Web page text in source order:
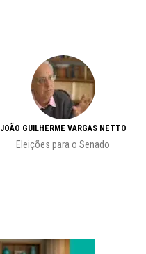
JOÃO GUILHERME VARGAS NETTO
Eleições para o Senado